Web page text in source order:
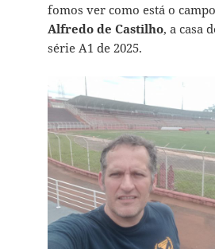
fomos ver como está o
Alfredo de Castilho, a casa
série A1 de 2025.